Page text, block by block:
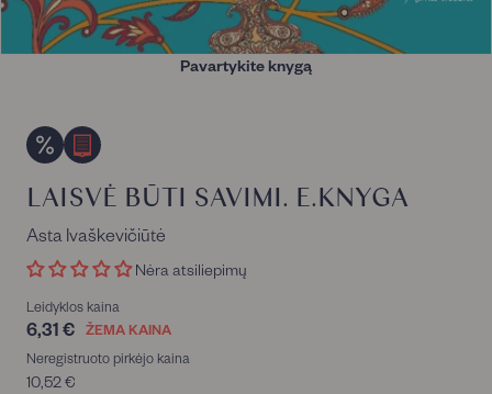
Pavartykite knygą
LAISVĖ BŪTI SAVIMI. E.KNYGA
Asta Ivaškevičiūtė
Nėra atsiliepimų
Leidyklos kaina
6,31 € 6,31
€
ŽEMA KAINA
Neregistruoto pirkėjo kaina
10,52 €